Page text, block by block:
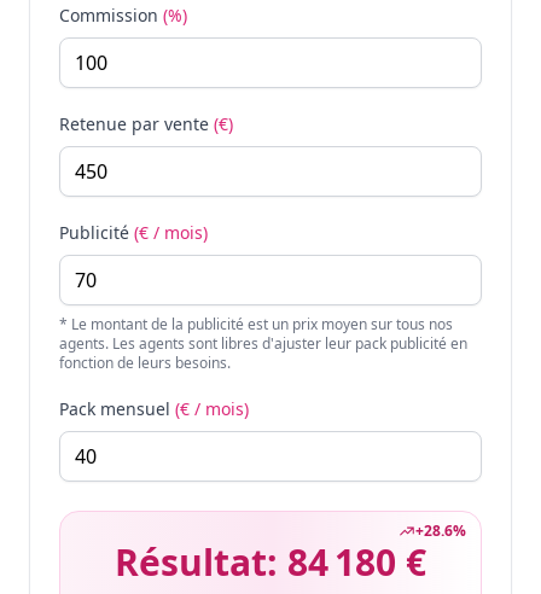
Commission (%)
Retenue par vente (€)
Publicité (€ / mois)
* Le montant de la publicité est un prix moyen sur tous nos
agents. Les agents sont libres d'ajuster leur pack publicité en
fonction de leurs besoins.
Pack mensuel (€ / mois)
+28.6%
Résultat: 84 180 €